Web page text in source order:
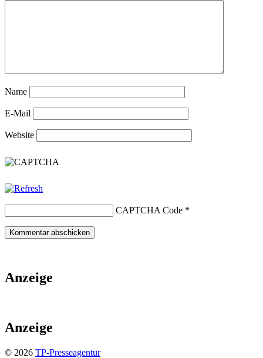
Name
E-Mail
Website
CAPTCHA Code *
Anzeige
Anzeige
© 2026 TP-Presseagentur